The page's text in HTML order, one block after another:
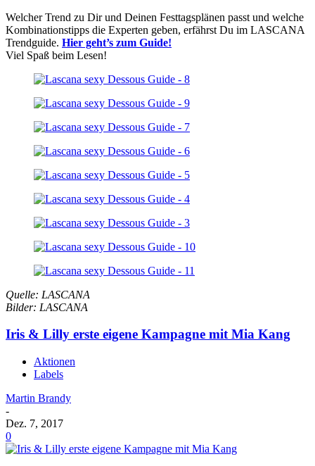
Welcher Trend zu Dir und Deinen Festtagsplänen passt und welche
Kombinationstipps die Experten geben, erfährst Du im LASCANA
Trendguide. Hier geht’s zum Guide!
Viel Spaß beim Lesen!
Quelle: LASCANA
Bilder: LASCANA
Iris & Lilly erste eigene Kampagne mit Mia Kang
Aktionen
Labels
Martin Brandy
-
Dez. 7, 2017
0